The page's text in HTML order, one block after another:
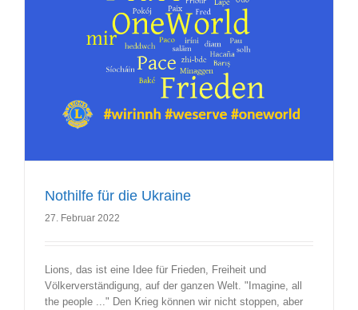
Nothilfe für die Ukraine
27. Februar 2022
Lions, das ist eine Idee für Frieden, Freiheit und
Völkerverständigung, auf der ganzen Welt. "Imagine, all
the people ..." Den Krieg können wir nicht stoppen, aber